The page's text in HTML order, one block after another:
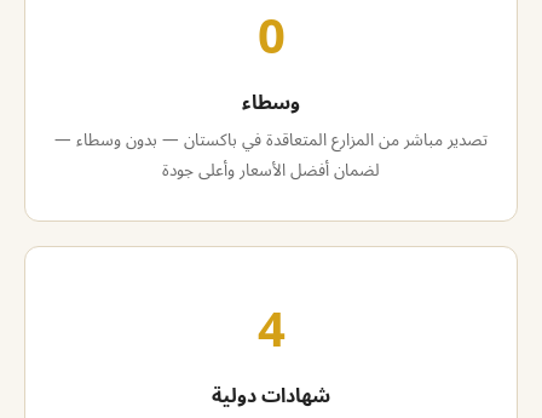
0
وسطاء
تصدير مباشر من المزارع المتعاقدة في باكستان — بدون وسطاء —
لضمان أفضل الأسعار وأعلى جودة
4
شهادات دولية